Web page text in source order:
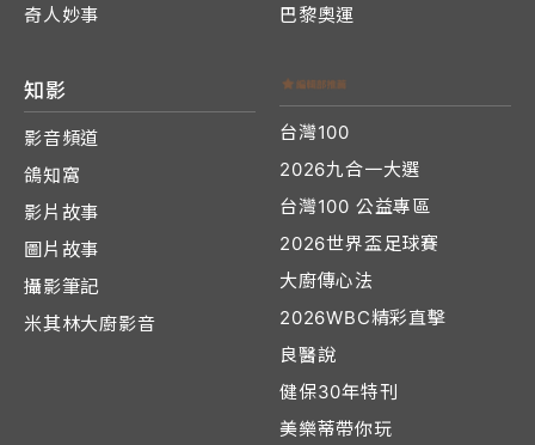
奇人妙事
巴黎奧運
知影
影音頻道
鴿知窩
影片故事
圖片故事
攝影筆記
米其林大廚影音
台灣100
2026九合一大選
台灣100 公益專區
2026世界盃足球賽
大廚傳心法
2026WBC精彩直擊
良醫說
健保30年特刊
美樂蒂帶你玩